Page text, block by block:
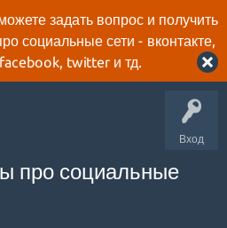
задать вопрос и получить
социальные сети - вконтакте,
twitter и тд.
Вход
про социальные